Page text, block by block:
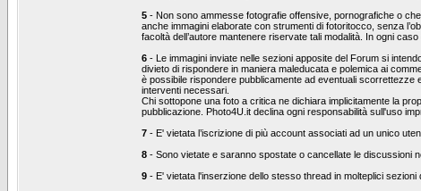
5 - Non sono ammesse fotografie offensive, pornografiche o
anche immagini elaborate con strumenti di fotoritocco, senza
facoltà dell’autore mantenere riservate tali modalità. In ogni
6 - Le immagini inviate nelle sezioni apposite del Forum si
divieto di rispondere in maniera maleducata e polemica ai
è possibile rispondere pubblicamente ad eventuali
interventi necessari.
Chi sottopone una foto a critica ne dichiara implicitamente la
pubblicazione. Photo4U.it declina ogni responsabilità sull'uso
7 - E' vietata l’iscrizione di più account associati ad un unico
8 - Sono vietate e saranno spostate o cancellate le discussioni
9 - E' vietata l'inserzione dello stesso thread in molteplici sezioni